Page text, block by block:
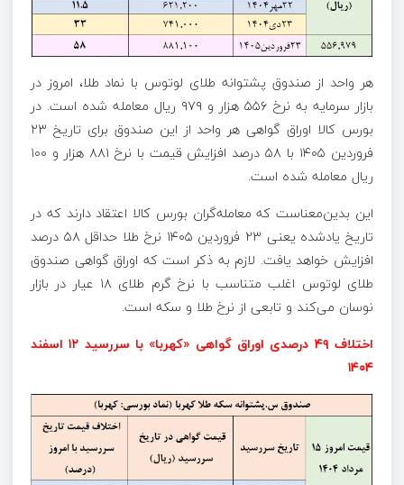
هر واحد از صندوق پشتوانه طلای لوتوس با نماد طلا، امروز در
بازار سرمایه به نرخ ۵۵۶ هزار و ۹۷۹ ریال معامله شده است. در
بورس کالا اوراق گواهی هر واحد از این صندوق برای تاریخ ۲۳
فروردین ۱۴۰۵ با ۵۸ درصد افزایش قیمت با نرخ ۸۸۱ هزار و ۱۰۰
ریال معامله شده است.
این بدین‌معناست که معامله‌گران بورس کالا اعتقاد دارند که در
تاریخ یادشده یعنی ۲۳ فروردین ۱۴۰۵ نرخ طلا حداقل ۵۸ درصد
افزایش خواهد یافت. لازم به ذکر است که اوراق گواهی صندوق
طلای لوتوس اغلب متناسب با نرخ گرم طلای ۱۸ عیار در بازار
نوسان می‌کند و تابعی از نرخ طلا و سکه است.
اختلاف ۴۹ درصدی اوراق گواهی «کهربا» با سررسید ۱۲ اسفند
۱۴۰۴